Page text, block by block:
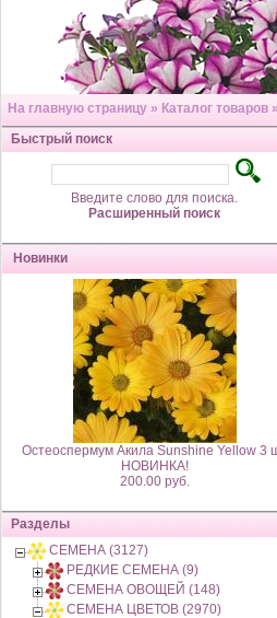
На главную страницу » Каталог товаров »
Быстрый поиск
Введите слово для поиска.
Расширенный поиск
Новинки
Остеоспермум Акила Sunshine Yellow 3
НОВИНКА!
200.00 руб.
Разделы
СЕМЕНА (3127)
РЕДКИЕ СЕМЕНА (9)
СЕМЕНА ОВОЩЕЙ (148)
СЕМЕНА ЦВЕТОВ (2970)